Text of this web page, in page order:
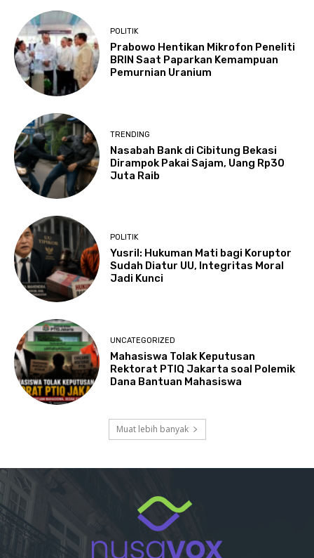
POLITIK
Prabowo Hentikan Mikrofon Peneliti
BRIN Saat Paparkan Kemampuan
Pemurnian Uranium
TRENDING
Nasabah Bank di Cibitung Bekasi
Dirampok Pakai Sajam, Uang Rp30
Juta Raib
POLITIK
Yusril: Hukuman Mati bagi Koruptor
Sudah Diatur UU, Integritas Moral
Jadi Kunci
UNCATEGORIZED
Mahasiswa Tolak Keputusan
Rektorat PTIQ Jakarta soal Polemik
Dana Bantuan Mahasiswa
Muat lebih banyak